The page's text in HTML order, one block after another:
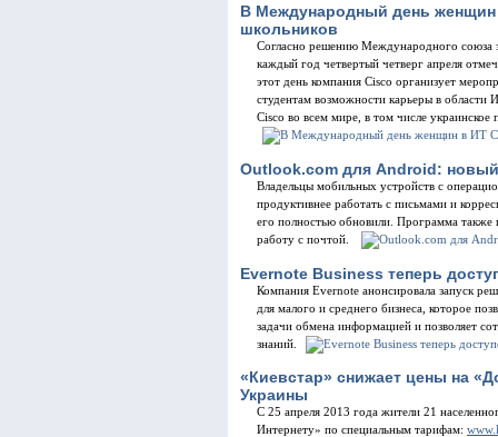
В Международный день
школьников
Согласно решению Международного союза
каждый год четвертый четверг апреля
этот день компания Cisco организует
студентам возможности карьеры в
Cisco во всем мире, в том числе украинское
Outlook.com для Android:
Владельцы мобильных устройств с
продуктивнее работать с письмами и
его полностью обновили. Программа
работу с почтой.
Evernote Business теперь
Компания Evernote анонсировала запуск
для малого и среднего бизнеса, которое
задачи обмена информацией и позволяет
знаний.
«Киевстар» снижает цены на
Украины
С 25 апреля 2013 года жители 21
Интернету» по специальным тарифам: